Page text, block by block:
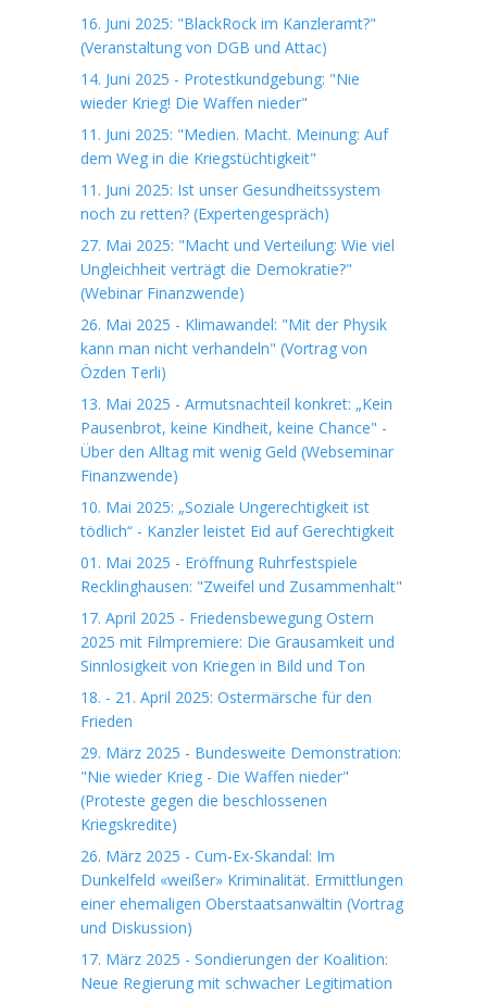
16. Juni 2025: "BlackRock im Kanzleramt?"
(Veranstaltung von DGB und Attac)
14. Juni 2025 - Protestkundgebung: "Nie
wieder Krieg! Die Waffen nieder"
11. Juni 2025: "Medien. Macht. Meinung: Auf
dem Weg in die Kriegstüchtigkeit"
11. Juni 2025: Ist unser Gesundheitssystem
noch zu retten? (Expertengespräch)
27. Mai 2025: "Macht und Verteilung: Wie viel
Ungleichheit verträgt die Demokratie?"
(Webinar Finanzwende)
26. Mai 2025 - Klimawandel: "Mit der Physik
kann man nicht verhandeln" (Vortrag von
Özden Terli)
13. Mai 2025 - Armutsnachteil konkret: „Kein
Pausenbrot, keine Kindheit, keine Chance" -
Über den Alltag mit wenig Geld (Webseminar
Finanzwende)
10. Mai 2025: „Soziale Ungerechtigkeit ist
tödlich“ - Kanzler leistet Eid auf Gerechtigkeit
01. Mai 2025 - Eröffnung Ruhrfestspiele
Recklinghausen: "Zweifel und Zusammenhalt"
17. April 2025 - Friedensbewegung Ostern
2025 mit Filmpremiere: Die Grausamkeit und
Sinnlosigkeit von Kriegen in Bild und Ton
18. - 21. April 2025: Ostermärsche für den
Frieden
29. März 2025 - Bundesweite Demonstration:
"Nie wieder Krieg - Die Waffen nieder"
(Proteste gegen die beschlossenen
Kriegskredite)
26. März 2025 - Cum-Ex-Skandal: Im
Dunkelfeld «weißer» Kriminalität. Ermittlungen
einer ehemaligen Oberstaatsanwältin (Vortrag
und Diskussion)
17. März 2025 - Sondierungen der Koalition:
Neue Regierung mit schwacher Legitimation